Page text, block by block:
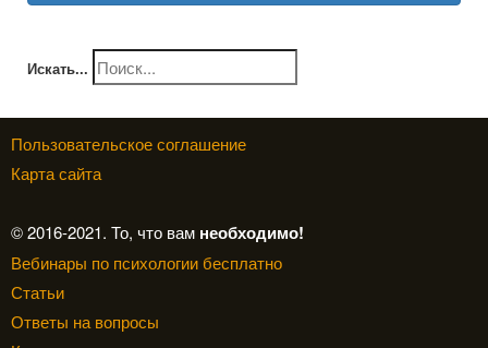
Искать...
Пользовательское соглашение
Карта сайта
© 2016-2021. То, что вам необходимо!
Вебинары по психологии бесплатно
Статьи
Ответы на вопросы